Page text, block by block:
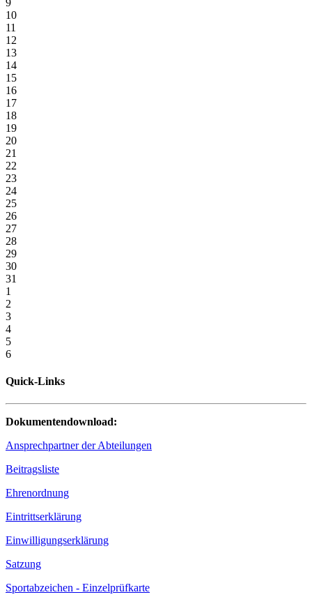
9
10
11
12
13
14
15
16
17
18
19
20
21
22
23
24
25
26
27
28
29
30
31
1
2
3
4
5
6
Quick-Links
Dokumentendownload:
Ansprechpartner der Abteilungen
Beitragsliste
Ehrenordnung
Eintrittserklärung
Einwilligungserklärung
Satzung
Sportabzeichen - Einzelprüfkarte